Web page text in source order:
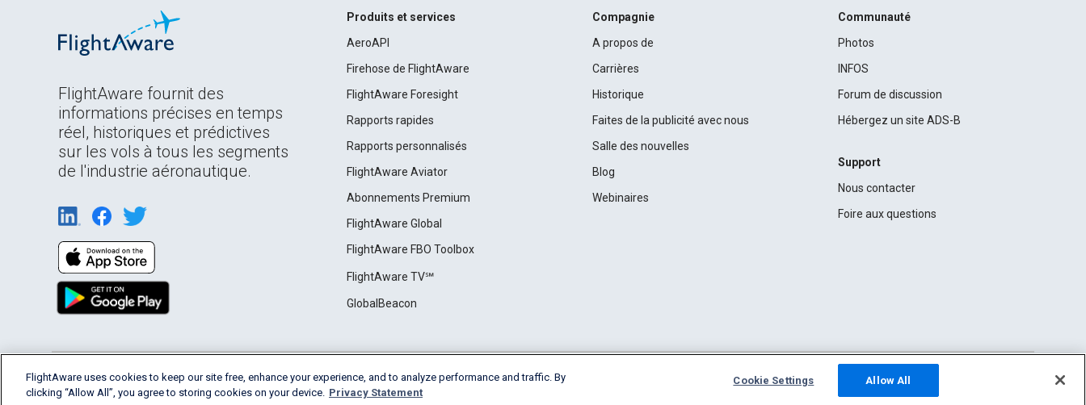
FlightAware fournit des
informations précises en temps
réel, historiques et prédictives
sur les vols à tous les segments
de l'industrie aéronautique.
Produits et services
AeroAPI
Firehose de FlightAware
FlightAware Foresight
Rapports rapides
Rapports personnalisés
FlightAware Aviator
Abonnements Premium
FlightAware Global
FlightAware FBO Toolbox
FlightAware TV℠
GlobalBeacon
Compagnie
A propos de
Carrières
Historique
Faites de la publicité avec nous
Salle des nouvelles
Blog
Webinaires
Communauté
Photos
INFOS
Forum de discussion
Hébergez un site ADS-B
Support
Nous contacter
Foire aux questions
English (USA) 2026 FlightAware Terms of Use Privacy Cookie Settings
FlightAware uses cookies to keep our site free, enhance your experience, and to analyze performance and traffic. By
clicking “Allow All”, you agree to storing cookies on your device. Privacy Statement
Cookie Settings Allow All